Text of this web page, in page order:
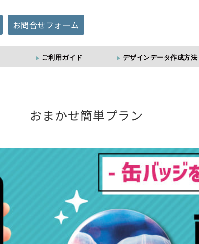
お問合せフォーム
ご利用ガイド デザインデータ作成方法
おまかせ簡単プラン